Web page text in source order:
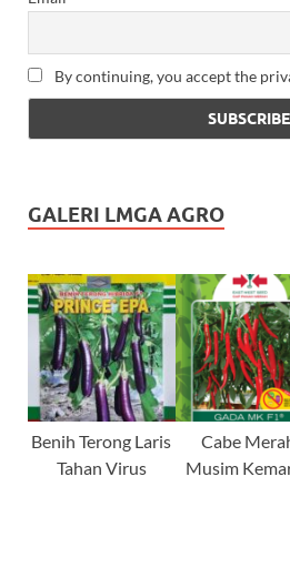
By continuing, you accept the
GALERI LMGA AGRO
Benih Terong Laris
Tahan Virus
Cabe
Musim